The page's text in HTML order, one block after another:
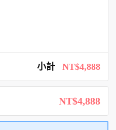
小計 NT$4,888
NT$4,888